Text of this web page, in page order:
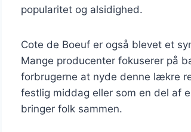
popularitet og alsidighed.
Cote de Boeuf er også blevet et
Mange producenter fokuserer på
forbrugerne at nyde denne lækre
festlig middag eller som en del af
bringer folk sammen.